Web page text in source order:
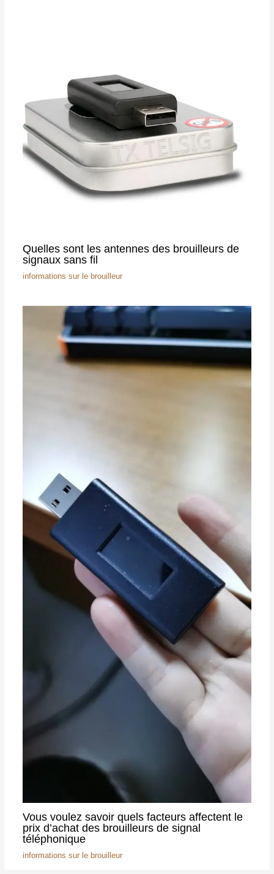
Quelles sont les antennes des brouilleurs de
signaux sans fil
informations sur le brouilleur
Vous voulez savoir quels facteurs affectent le
prix d’achat des brouilleurs de signal
téléphonique
informations sur le brouilleur